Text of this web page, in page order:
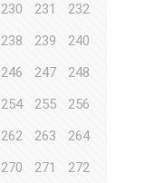
230 231
232
238 239
240
246 247
248
254 255
256
262 263
264
270 271
272